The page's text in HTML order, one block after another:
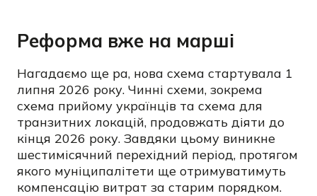
Реформа вже на марші
Нагадаємо ще ра, нова схема стартувала 1
липня 2026 року. Чинні схеми, зокрема
схема прийому українців та схема для
транзитних локацій, продовжать діяти до
кінця 2026 року. Завдяки цьому виникне
шестимісячний перехідний період, протягом
якого муніципалітети ще отримуватимуть
компенсацію витрат за старим порядком.